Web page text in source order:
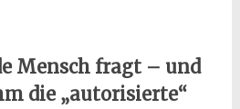
Mensch fragt – und
die „autorisierte“